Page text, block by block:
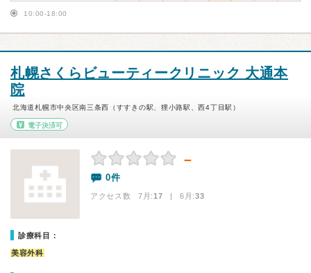
10:00-18:00
札幌さくらビューティークリニック 大通本
院
北海道札幌市中央区南三条西（すすきの駅、狸小路駅、西4丁目駅）
電子決済可
－
0件
アクセス数 7月:17 | 6月:33
診療科目：
美容外科